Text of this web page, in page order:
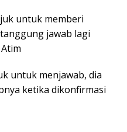
untuk memberi
jawab lagi
untuk menjawab, dia
ketika dikonfirmasi